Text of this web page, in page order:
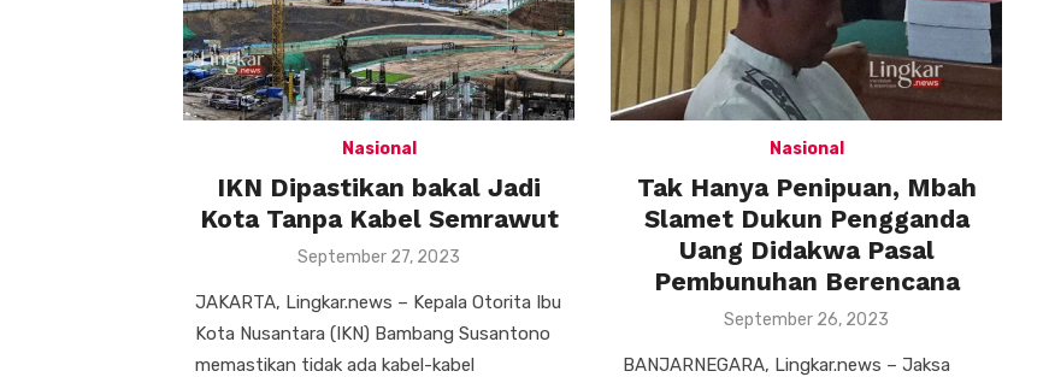
Nasional
IKN Dipastikan bakal Jadi
Kota Tanpa Kabel Semrawut
Posted
September 27, 2023
JAKARTA, Lingkar.news – Kepala Otorita Ibu
Kota Nusantara (IKN) Bambang Susantono
memastikan tidak ada kabel-kabel
Nasional
Tak Hanya Penipuan, Mbah
Slamet Dukun Pengganda
Uang Didakwa Pasal
Pembunuhan Berencana
Posted
September 26, 2023
BANJARNEGARA, Lingkar.news – Jaksa